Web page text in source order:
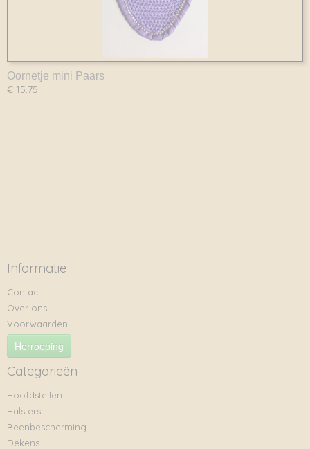
Oornetje mini Paars
€ 15,75
Informatie
Contact
Over ons
Voorwaarden
Herroeping
Categorieën
Hoofdstellen
Halsters
Beenbescherming
Dekens